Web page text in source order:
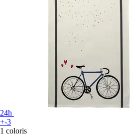
24h
+-3
1 coloris